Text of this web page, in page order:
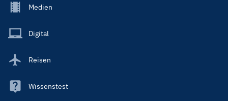
Footer
Main
Medien
Digital
Reisen
Wissenstest